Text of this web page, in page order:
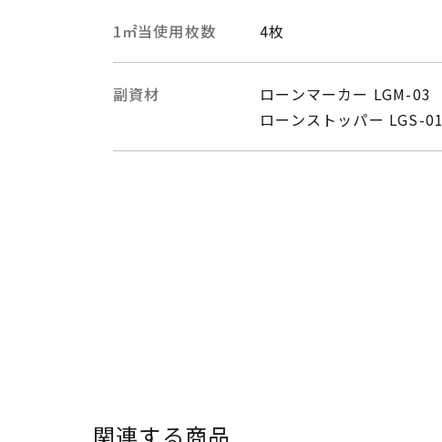
1㎡当使用枚数 4枚
副資材
ローンマーカー LGM-03
ローンストッパー LGS-01
関連する商品